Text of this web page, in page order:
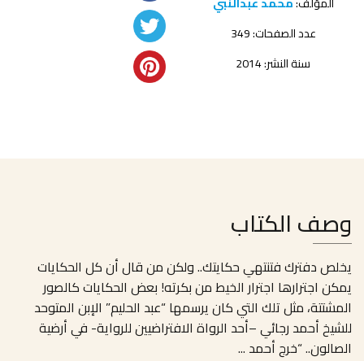
عدد الصفحات: 349
سنة النشر: 2014
وصف الكتاب
يخلص دفترك فتنتهي حكايتك.. ولكن من قال أن كل الحكايات
يمكن اجترارها اجترار الخيط من بكرته! بعض الحكايات كالصور
المشتتة، مثل تلك التي كان يرسمها “عبد الحليم” الإبن المتوحد
للشيخ أحمد رجائي –أحد الرواة الافتراضيين للرواية- في أرضية
الصالون.. “خرج أحمد ...